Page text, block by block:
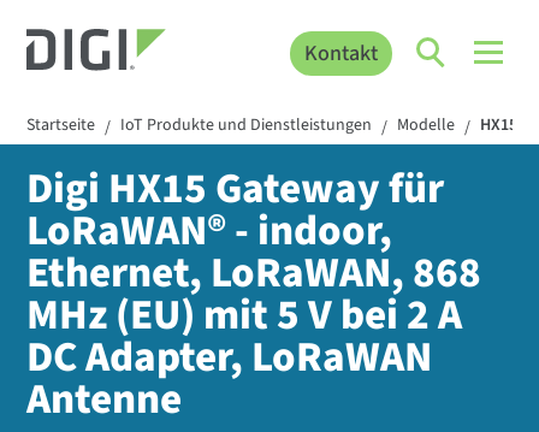
Kontakt
Startseite / IoT Produkte und Dienstleistungen / Modelle / HX15-
Digi HX15 Gateway für
LoRaWAN® - indoor,
Ethernet, LoRaWAN, 868
MHz (EU) mit 5 V bei 2 A
DC Adapter, LoRaWAN
Antenne